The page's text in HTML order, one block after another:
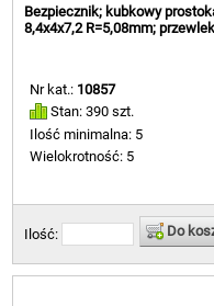
Bezpiecznik; kubkowy
8,4x4x7,2 R=5,08mm;
Nr kat.: 10857
Stan: 390 szt.
Ilość minimalna: 5
Wielokrotność: 5
Ilość: Do